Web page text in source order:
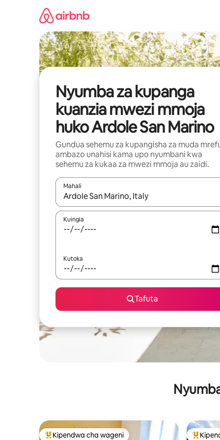
Nyumba za kupanga
kuanzia mwezi mmoja
huko Ardole San Marino
Gundua sehemu za kupangisha za muda
ambazo unahisi kama upo nyumbani kwa
sehemu za kukaa za mwezi mmoja au zaidi.
Mahali
Wakati matokeo yanapatikana, vinjari kwa
Kuingia
Kutoka
Tafuta
Kipendwa cha wageni